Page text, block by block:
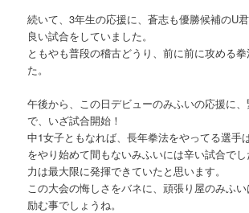
続いて、3年生の応援に、蒼志も優勝候補のU
良い試合をしていました。
ともやも普段の稽古どうり、前に前に攻める
た。
午後から、この日デビューのみふいの応援に
で、いざ試合開始！
中1女子ともなれば、長年拳法をやってる選手
をやり始めて間もないみふいには辛い試合で
力は最大限に発揮できていたと思います。
この大会の悔しさをバネに、頑張り屋のみふ
励む事でしょうね。